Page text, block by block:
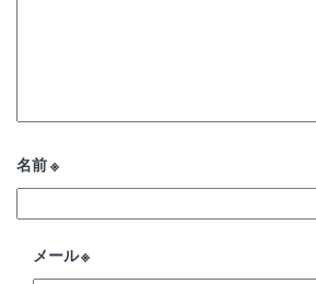
名前※
メール※